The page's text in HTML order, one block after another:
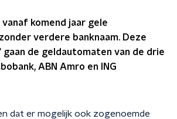
komend jaar gele
verdere banknaam. Deze
de geldautomaten van de drie
ABN Amro en ING
dat er mogelijk ook zogenoemde